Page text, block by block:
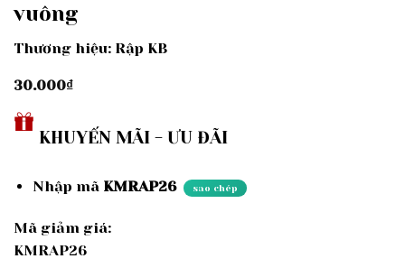
vuông
Thương hiệu: Rập KB
30.000₫
KHUYẾN MÃI - ƯU ĐÃI
Nhập mã KMRAP26 sao chép
Mã giảm giá:
KMRAP26